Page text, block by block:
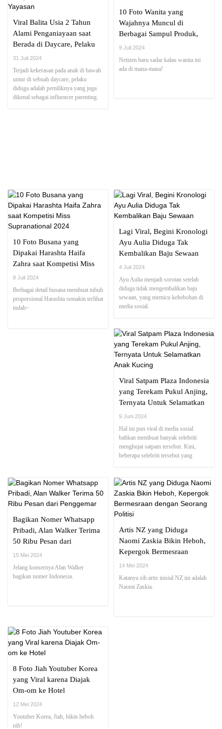
Viral Balita Usia 2 Tahun
Alami Penganiayaan saat
Berada di Daycare, Pelaku
Diduga Merupakan Pemilik
31 Juli 2024
Terjadi kekerasan pada anak di bawah
umur di sebuah daycare, pelaku
diduga adalah pemiliknya yang juga
dikenal sebagai influencer parenting.
10 Foto Wanita yang
Wajahnya Muncul di
Berbagai Sampul Produk,
Definisi Eksis di Mana-
9 Juli 2024
Netizen baru sadar kalau wanita ini
ada di mana-mana!
10 Foto Busana yang
Dipakai Harashta Haifa
Zahra saat Kompetisi Miss
Supranational 2024
8 Juli 2024
Berbagai detail busana membuat tubuh
proporsional Harashta semakin terlihat
indah~
Lagi Viral, Begini Kronologi
Ayu Aulia Diduga Tak
Kembalikan Baju Sewaan
4 Juli 2024
Ayu Aulia menjadi sorotan setelah
diduga tidak mengembalikan baju
sewaan, yang memicu kehebohan di
media sosial.
Viral Satpam Plaza Indonesia
yang Terekam Pukul Anjing,
Ternyata Untuk Selamatkan
Anak Kucing
9 Juni 2024
Hal ini pun viral di media sosial
bahkan membuat banyak selebriti
menghujat satpam tersebut. Kini,
beberapa selebriti tersebut yang
Bagikan Nomer Whatsapp
Pribadi, Alan Walker Terima
50 Ribu Pesan dari
Penggemar
15 Mei 2024
Jelang konsernya Alan Walker
bagikan nomer Indonesia.
Artis NZ yang Diduga
Naomi Zaskia Bikin Heboh,
Kepergok Bermesraan
dengan Seorang Politisi
14 Mei 2024
Katanya sih artis inisial NZ ini adalah
Naomi Zaskia.
8 Foto Jiah Youtuber Korea
yang Viral karena Diajak
Om-om ke Hotel
12 Mei 2024
Youtuber Korea, Jiah, bikin heboh
nih!